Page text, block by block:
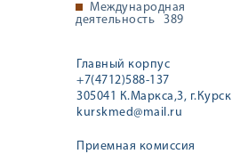
Международная
деятельность
389
Главный корпус
+7(4712)588-137
305041 К.Маркса,3, г.Курск
kurskmed@mail.ru
Приемная комиссия